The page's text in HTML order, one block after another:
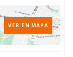
VER EN MAPA